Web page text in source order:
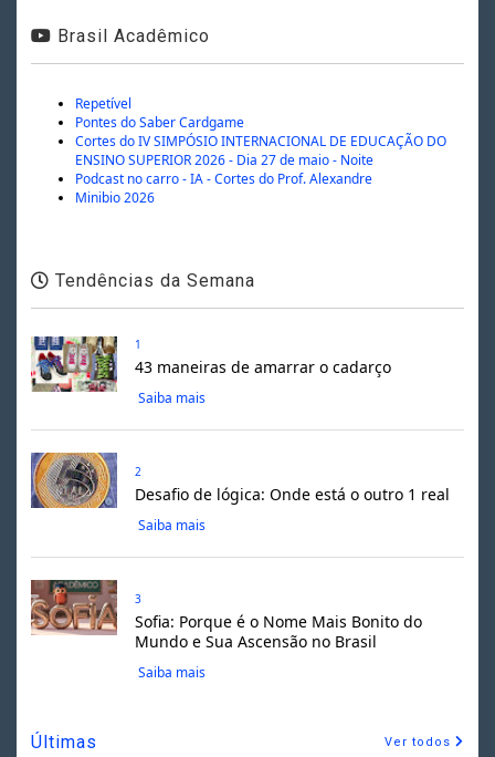
Brasil Acadêmico
Repetível
Pontes do Saber Cardgame
Cortes do IV SIMPÓSIO INTERNACIONAL DE EDUCAÇÃO DO
ENSINO SUPERIOR 2026 - Dia 27 de maio - Noite
Podcast no carro - IA - Cortes do Prof. Alexandre
Minibio 2026
Tendências da Semana
1
43 maneiras de amarrar o cadarço
Saiba mais
2
Desafio de lógica: Onde está o outro 1 real
Saiba mais
3
Sofia: Porque é o Nome Mais Bonito do
Mundo e Sua Ascensão no Brasil
Saiba mais
Últimas Ver todos